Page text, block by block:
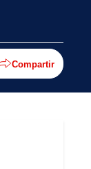
Compartir